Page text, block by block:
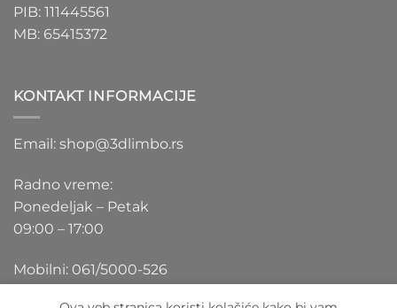
PIB: 111445561
MB: 65415372
KONTAKT INFORMACIJE
Email: shop@3dlimbo.rs
Radno vreme:
Ponedeljak – Petak
09:00 – 17:00
Mobilni: 061/5000-526